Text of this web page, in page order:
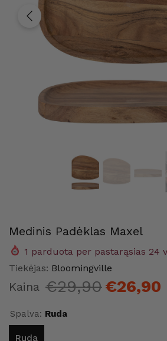
Medinis Padėklas Maxel
1 parduota per pastarąsias 24
Tiekėjas: Bloomingville
Kaina €29,90€26,90
Spalva: Ruda
Ruda
Maison Home